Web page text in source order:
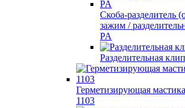
Скоба-разделитель
зажим /
PA
Разделительная
Герметизирующая
1103